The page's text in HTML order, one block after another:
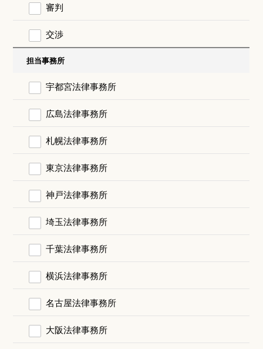
審判
交渉
担当事務所
宇都宮法律事務所
広島法律事務所
札幌法律事務所
東京法律事務所
神戸法律事務所
埼玉法律事務所
千葉法律事務所
横浜法律事務所
名古屋法律事務所
大阪法律事務所